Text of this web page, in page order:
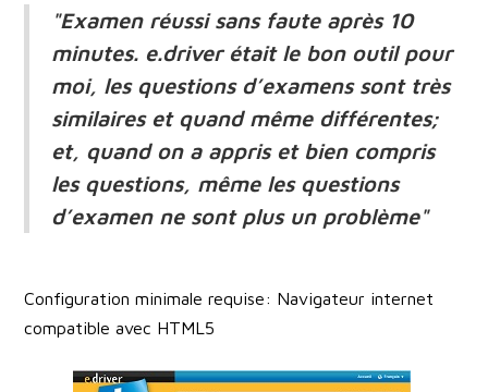
"Examen réussi sans faute après 10
minutes. e.driver était le bon outil pour
moi, les questions d’examens sont très
similaires et quand même différentes;
et, quand on a appris et bien compris
les questions, même les questions
d’examen ne sont plus un problème"
Configuration minimale requise: Navigateur internet
compatible avec HTML5